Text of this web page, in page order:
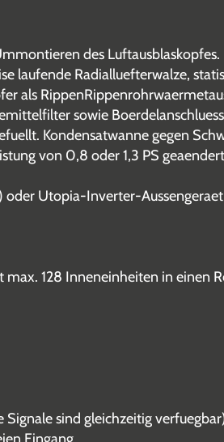
des
laufende Radialluefterwalze,
als
sowie
Kondensatwanne gegen
von 0,8 oder 1,3 PS
oder Utopia-Inverter-
128 Inneneinheiten in einen
sind gleichzeitig